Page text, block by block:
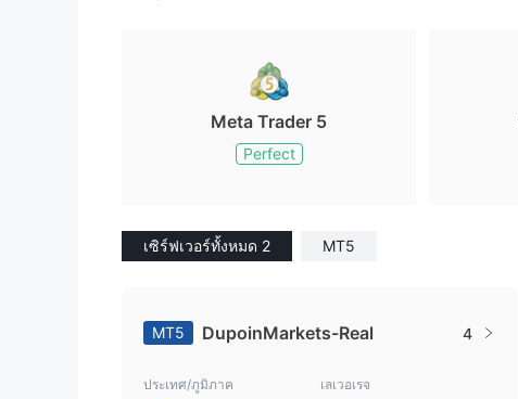
Meta Trader 5
Perfect
เซิร์ฟเวอร์ทั้งหมด 2 MT5
MT5 DupoinMarkets-Real 4
ประเทศ/ภูมิภาค เลเวอเรจ